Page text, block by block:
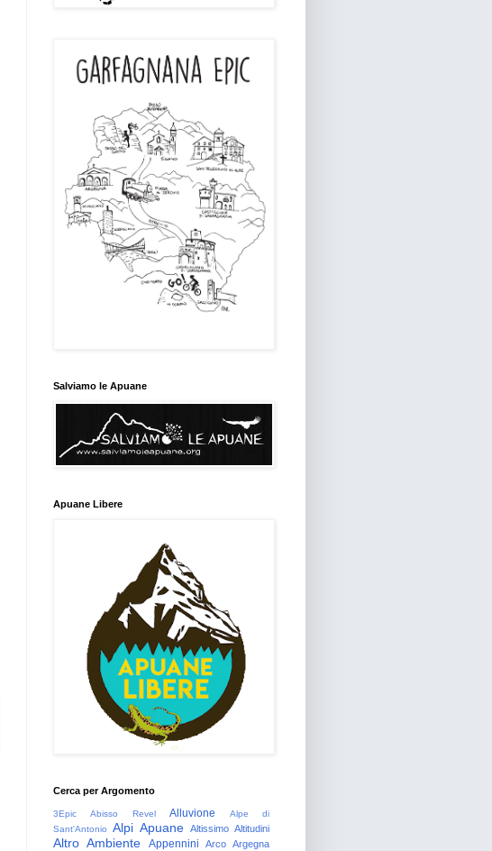
Salviamo le Apuane
Apuane Libere
Cerca per Argomento
3Epic Abisso Revel Alluvione
Alpe di
Sant'Antonio
Alpi Apuane Altissimo Altitudini
Altro Ambiente Appennini Arco Argegna